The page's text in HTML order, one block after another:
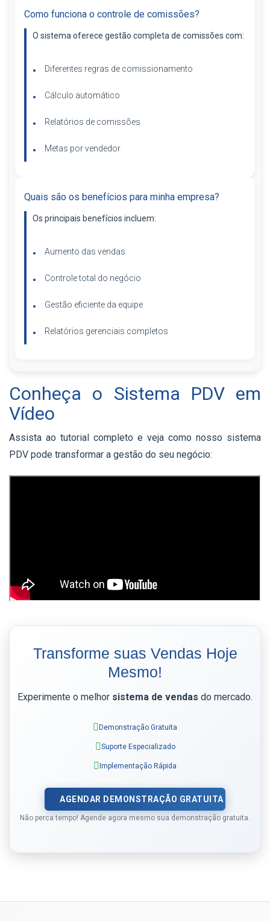
Como funciona o controle de comissões?
O sistema oferece gestão completa de comissões com:
Diferentes regras de comissionamento
Cálculo automático
Relatórios de comissões
Metas por vendedor
Quais são os benefícios para minha empresa?
Os principais benefícios incluem:
Aumento das vendas
Controle total do negócio
Gestão eficiente da equipe
Relatórios gerenciais completos
Conheça o Sistema PDV em
Vídeo
Assista ao tutorial completo e veja como nosso sistema
PDV pode transformar a gestão do seu negócio:
Transforme suas Vendas Hoje
Mesmo!
Experimente o melhor sistema de vendas do mercado.
Demonstração Gratuita
Suporte Especializado
Implementação Rápida
AGENDAR DEMONSTRAÇÃO GRATUITA
Não perca tempo! Agende agora mesmo sua demonstração gratuita.